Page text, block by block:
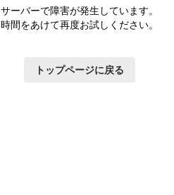
サーバーで障害が発生しています。
時間をあけて再度お試しください。
トップページに戻る